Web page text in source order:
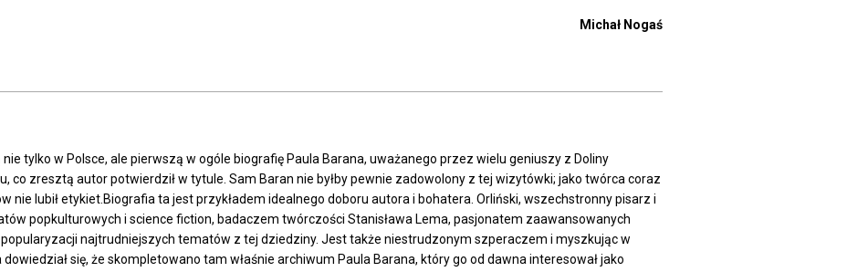
Michał Nogaś
nie tylko w Polsce, ale pierwszą w ogóle biografię Paula Barana, uważanego przez wielu geniuszy z Doliny
co zresztą autor potwierdził w tytule. Sam Baran nie byłby pewnie zadowolony z tej wizytówki; jako twórca coraz
nie lubił etykiet.Biografia ta jest przykładem idealnego doboru autora i bohatera. Orliński, wszechstronny pisarz i
popkulturowych i science fiction, badaczem twórczości Stanisława Lema, pasjonatem zaawansowanych
najtrudniejszych tematów z tej dziedziny. Jest także niestrudzonym szperaczem i myszkując w
się, że skompletowano tam właśnie archiwum Paula Barana, który go od dawna interesował jako